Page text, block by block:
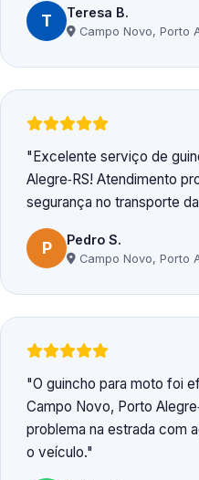
T Teresa B.
Campo Novo, Porto
Excelente serviço de
Alegre‑RS! Atendimento
segurança no transporte
P Pedro S.
Campo Novo, Porto
O guincho para moto foi
Campo Novo, Porto
problema na estrada com
o veículo.